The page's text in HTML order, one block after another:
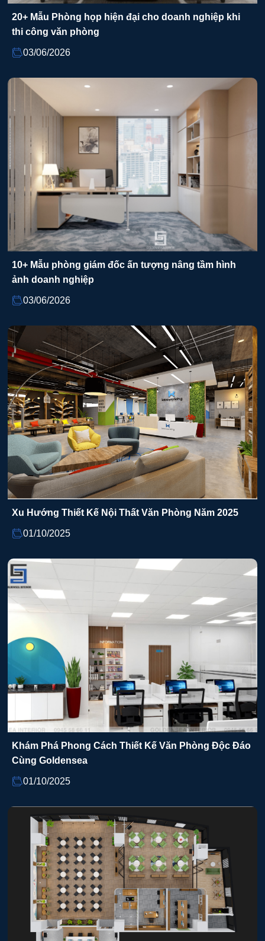
20+ Mẫu Phòng họp hiện đại cho doanh nghiệp khi
thi công văn phòng
03/06/2026
10+ Mẫu phòng giám đốc ấn tượng nâng tầm hình
ảnh doanh nghiệp
03/06/2026
Xu Hướng Thiết Kế Nội Thất Văn Phòng Năm 2025
01/10/2025
Khám Phá Phong Cách Thiết Kế Văn Phòng Độc Đáo
Cùng Goldensea
01/10/2025